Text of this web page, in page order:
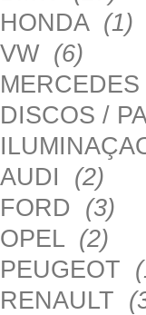
HONDA (1)
VW (6)
MERCEDES
DISCOS /
AUDI (2)
FORD (3)
OPEL (2)
PEUGEOT
RENAULT